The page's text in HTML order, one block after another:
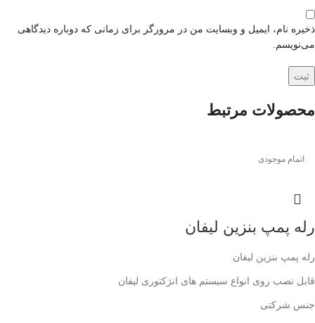
ذخیره نام، ایمیل و وبسایت من در مرورگر برای زمانی که دوباره دیدگاهی
می‌نویسم.
محصولات مرتبط
اتمام موجودی
رله پمپ بنزین لیفان
رله پمپ بنزین لیفان
قابل نصب روی انواع سیستم های انژکتوری لیفان
جنس شرکتی